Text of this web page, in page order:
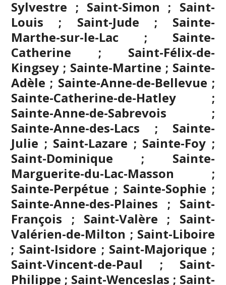
Sylvestre ; Saint-Simon ; Saint-
Louis ; Saint-Jude ; Sainte-
Marthe-sur-le-Lac ; Sainte-
Catherine ; Saint-Félix-de-
Kingsey ; Sainte-Martine ; Sainte-
Adèle ; Sainte-Anne-de-Bellevue ;
Sainte-Catherine-de-Hatley ;
Sainte-Anne-de-Sabrevois ;
Sainte-Anne-des-Lacs ; Sainte-
Julie ; Saint-Lazare ; Sainte-Foy ;
Saint-Dominique ; Sainte-
Marguerite-du-Lac-Masson ;
Sainte-Perpétue ; Sainte-Sophie ;
Sainte-Anne-des-Plaines ; Saint-
François ; Saint-Valère ; Saint-
Valérien-de-Milton ; Saint-Liboire
; Saint-Isidore ; Saint-Majorique ;
Saint-Vincent-de-Paul ; Saint-
Philippe ; Saint-Wenceslas ; Saint-